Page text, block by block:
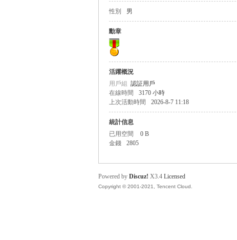
性別 男
勳章
活躍概況
用戶組 認証用戶
在線時間
3170 小時
上次活動時間
2026-8-7 11:18
統計信息
已用空間
0 B
金錢
2805
Powered by Discuz! X3.4 Licensed
Copyright © 2001-2021, Tencent Cloud.